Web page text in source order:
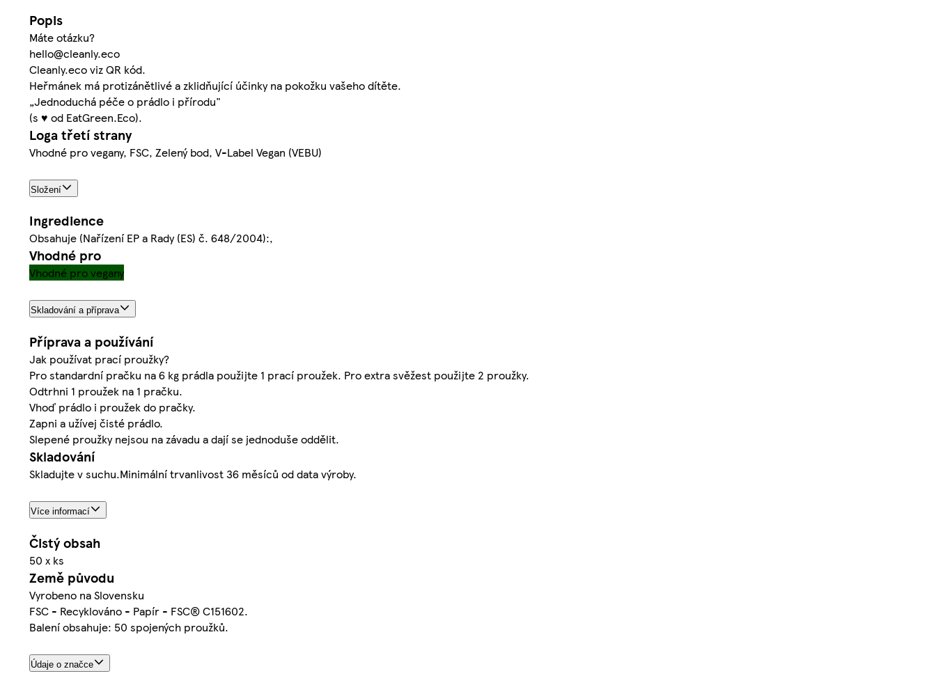
Popis
Máte otázku?
hello@cleanly.eco
Cleanly.eco viz QR kód.
Heřmánek má protizánětlivé a zklidňující účinky na pokožku vašeho dítěte.
„Jednoduchá péče o prádlo i přírodu"
(s ♥ od EatGreen.Eco).
Loga třetí strany
Vhodné pro vegany, FSC, Zelený bod, V-Label Vegan (VEBU)
Složení
Ingredience
Obsahuje (Nařízení EP a Rady (ES) č. 648/2004):,
Vhodné pro
Vhodné pro vegany
Skladování a příprava
Příprava a používání
Jak používat prací proužky?
Pro standardní pračku na 6 kg prádla použijte 1 prací proužek. Pro extra svěžest použijte 2 proužky.
Odtrhni 1 proužek na 1 pračku.
Vhoď prádlo i proužek do pračky.
Zapni a užívej čisté prádlo.
Slepené proužky nejsou na závadu a dají se jednoduše oddělit.
Skladování
Skladujte v suchu.Minimální trvanlivost 36 měsíců od data výroby.
Více informací
Čistý obsah
50 x ks
Země původu
Vyrobeno na Slovensku
FSC - Recyklováno - Papír - FSC® C151602.
Balení obsahuje: 50 spojených proužků.
Údaje o značce